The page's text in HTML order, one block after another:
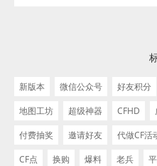
新版本 微信公众号 好友积分
地图工坊
超级神器 CFHD
付费抽奖
邀请好友 代做CF活
CF点
换购 爆料 老兵